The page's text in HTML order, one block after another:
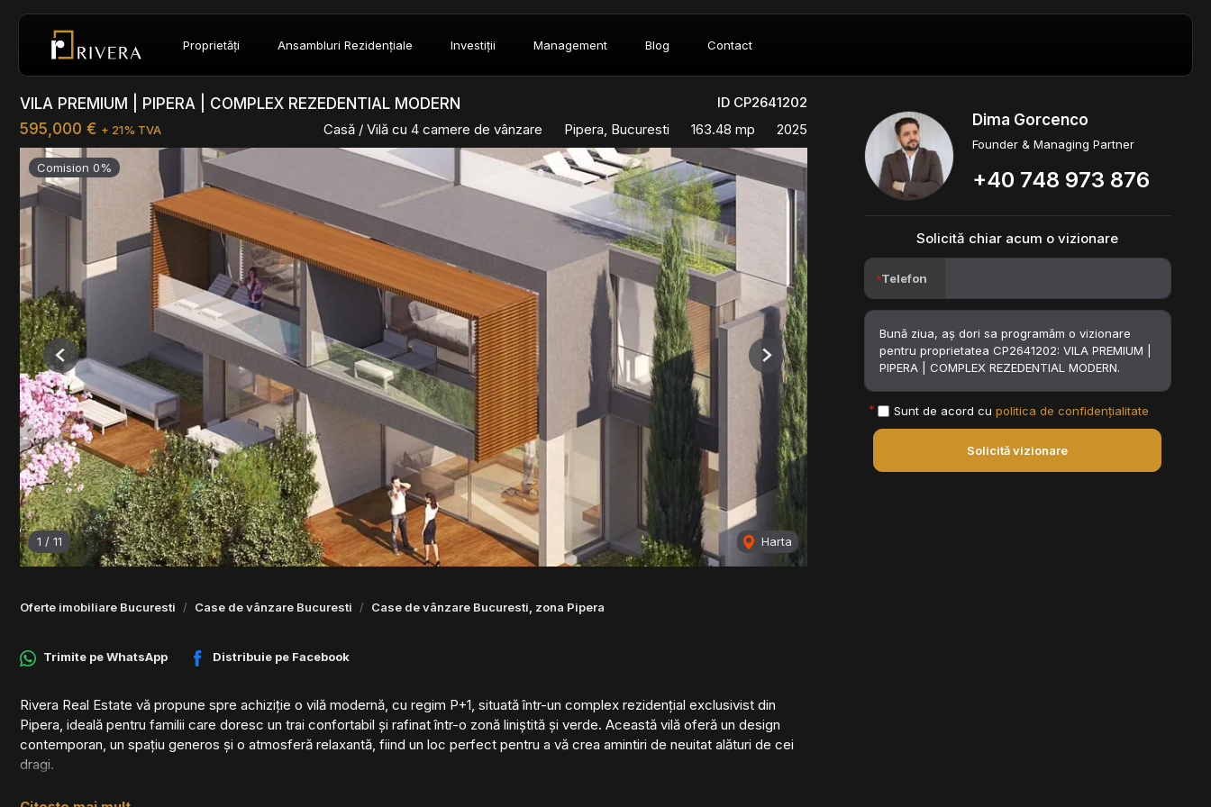
Proprietăți Ansambluri Rezidențiale Investiții Management Blog Contact
ID CP2641202
VILA PREMIUM | PIPERA | COMPLEX REZEDENTIAL MODERN
595,000 € + 21% TVA Casă / Vilă cu 4 camere de vânzare Pipera, Bucuresti 163.48 mp 2025
Comision 0%
1 / 11 Harta
Previous Next
Oferte imobiliare Bucuresti Case de vânzare Bucuresti Case de vânzare Bucuresti, zona Pipera
Trimite peWhatsApp Distribuie pe Facebook
Rivera Real Estate vă propune spre achiziție o vilă modernă, cu regim P+1, situată într-un complex rezidențial exclusivist din
Pipera, ideală pentru familii care doresc un trai confortabil și rafinat într-o zonă liniștită și verde. Această vilă oferă un design
contemporan, un spațiu generos și o atmosferă relaxantă, fiind un loc perfect pentru a vă crea amintiri de neuitat alături de cei
dragi.
Caracteristici ale vilei:
Dima Gorcenco
Founder & Managing Partner
+40 748 973 876
Solicită chiar acum o vizionare
Telefon
Sunt de acord cu politica de confidențialitate
Solicită vizionare